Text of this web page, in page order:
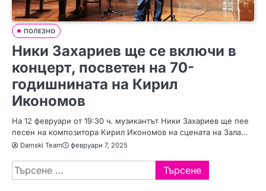
ПОЛЕЗНО
Ники Захариев ще се включи в
концерт, посветен на 70-
годишнината на Кирил
Икономов
На 12 февруари от 19:30 ч. музикантът Ники Захариев ще пее
песен на композитора Кирил Икономов на сцената на Зала…
Damski Team февруари 7, 2025
Търсене
за: